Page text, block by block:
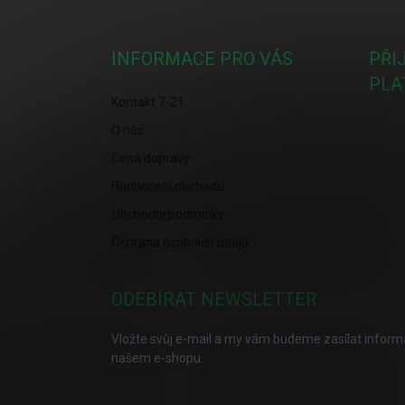
INFORMACE PRO VÁS
ODEBÍRAT NEWSLETTER
Vložte svůj e-mail a my vám budeme zasílat
našem e-shopu.